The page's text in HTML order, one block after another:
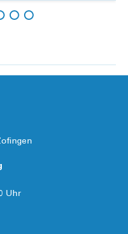
Hinzufügen
Uhr